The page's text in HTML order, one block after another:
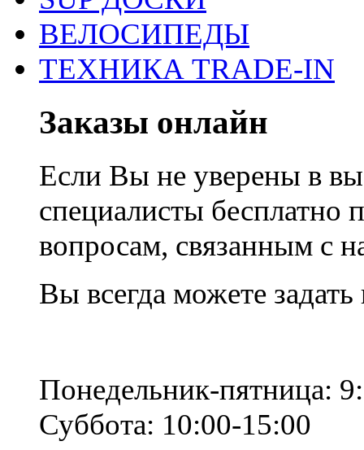
ВЕЛОСИПЕДЫ
ТЕХНИКА TRADE-IN
Заказы онлайн
Если Вы не уверены в
специалисты
вопросам, связанным с
Вы всегда можете
Понедельник-пятница:
Суббота: 10:00-15:00